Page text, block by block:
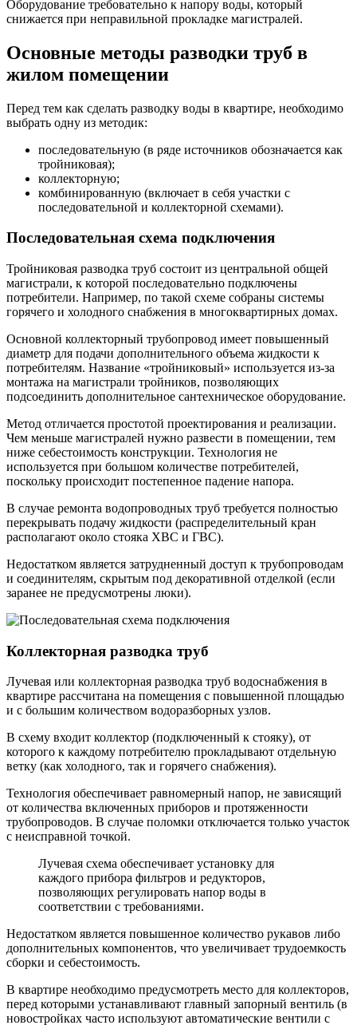
Оборудование требовательно к напору воды, который
снижается при неправильной прокладке магистралей.
Основные методы разводки труб в
жилом помещении
Перед тем как сделать разводку воды в квартире, необходимо
выбрать одну из методик:
последовательную (в ряде источников обозначается как
тройниковая);
коллекторную;
комбинированную (включает в себя участки с
последовательной и коллекторной схемами).
Последовательная схема подключения
Тройниковая разводка труб состоит из центральной общей
магистрали, к которой последовательно подключены
потребители. Например, по такой схеме собраны системы
горячего и холодного снабжения в многоквартирных домах.
Основной коллекторный трубопровод имеет повышенный
диаметр для подачи дополнительного объема жидкости к
потребителям. Название «тройниковый» используется из-за
монтажа на магистрали тройников, позволяющих
подсоединить дополнительное сантехническое оборудование.
Метод отличается простотой проектирования и реализации.
Чем меньше магистралей нужно развести в помещении, тем
ниже себестоимость конструкции. Технология не
используется при большом количестве потребителей,
поскольку происходит постепенное падение напора.
В случае ремонта водопроводных труб требуется полностью
перекрывать подачу жидкости (распределительный кран
располагают около стояка ХВС и ГВС).
Недостатком является затрудненный доступ к трубопроводам
и соединителям, скрытым под декоративной отделкой (если
заранее не предусмотрены люки).
Коллекторная разводка труб
Лучевая или коллекторная разводка труб водоснабжения в
квартире рассчитана на помещения с повышенной площадью
и с большим количеством водоразборных узлов.
В схему входит коллектор (подключенный к стояку), от
которого к каждому потребителю прокладывают отдельную
ветку (как холодного, так и горячего снабжения).
Технология обеспечивает равномерный напор, не зависящий
от количества включенных приборов и протяженности
трубопроводов. В случае поломки отключается только участок
с неисправной точкой.
Лучевая схема обеспечивает установку для
каждого прибора фильтров и редукторов,
позволяющих регулировать напор воды в
соответствии с требованиями.
Недостатком является повышенное количество рукавов либо
дополнительных компонентов, что увеличивает трудоемкость
сборки и себестоимость.
В квартире необходимо предусмотреть место для коллекторов,
перед которыми устанавливают главный запорный вентиль (в
новостройках часто используют автоматические вентили с